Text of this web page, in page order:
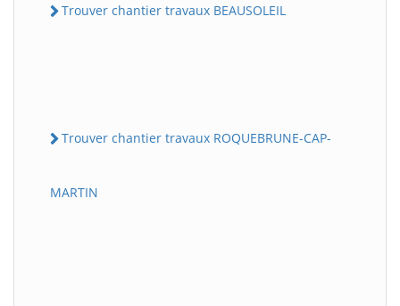
Trouver chantier travaux BEAUSOLEIL
Trouver chantier travaux ROQUEBRUNE-CAP-
MARTIN